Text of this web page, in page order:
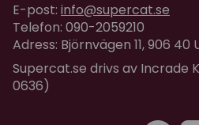
E-post: info@supercat.se
Telefon: 090-2059210
Adress: Björnvägen 11, 906 40
Supercat.se drivs av Incrade
0636)